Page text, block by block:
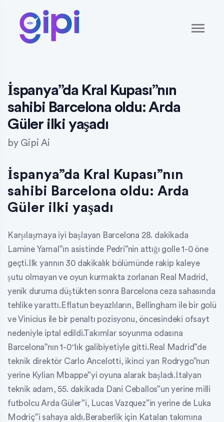
İspanya”da Kral Kupası”nın
sahibi Barcelona oldu: Arda
Güler ilki yaşadı
by Gipi Ai
İspanya”da Kral Kupası”nın
sahibi Barcelona oldu: Arda
Güler ilki yaşadı
Karşılaşmaya iyi başlayan Barcelona 28. dakikada
Lamine Yamal”ın asistinde Pedri”nin attığı golle 1-0 öne
geçti.İlk yarının 30 dakikalık bölümünde rakip kaleye
şutu olmayan ve oyun kurmakta zorlanan Real Madrid,
yenik duruma düştükten sonra Barcelona ceza sahasında
tehlike yarattı.Eflatun beyazlıların, Bellingham ile bir golü
ve Vinicius ile bir penaltı pozisyonu, öncesindeki ofsayt
nedeniyle iptal edildi.Takımlar soyunma odasına
Barcelona”nın 1-0″lık galibiyetiyle gitti.Real Madrid”de
teknik direktör Carlo Ancelotti, ikinci yarı Rodrygo”nun
yerine Kylian Mbappe”yi oyuna alarak başladı.İtalyan
teknik adam, 55. dakikada Dani Ceballos”un yerine milli
futbolcu Arda Güler”i, Lucas Vazquez”in yerine de Luka
Modriç”i sahaya aldı.Beraberlik için Katalan takımına